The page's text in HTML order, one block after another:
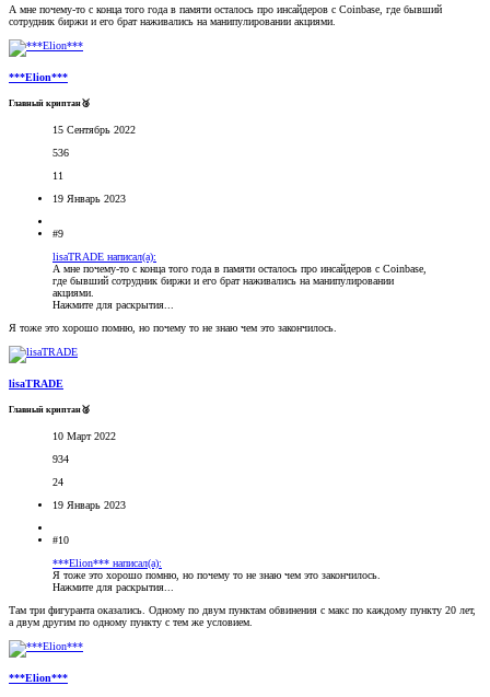
А мне почему-то с конца того года в памяти осталось про инсайдеров с Coinbase, где бывший
сотрудник биржи и его брат наживались на манипулировании акциями.
***Elion***
Главный криптан🥉
15 Сентябрь 2022
536
11
19 Январь 2023
#9
lisaTRADE написал(а):
А мне почему-то с конца того года в памяти осталось про инсайдеров с Coinbase,
где бывший сотрудник биржи и его брат наживались на манипулировании
акциями.
Нажмите для раскрытия...
Я тоже это хорошо помню, но почему то не знаю чем это закончилось.
lisaTRADE
Главный криптан🥈
10 Март 2022
934
24
19 Январь 2023
#10
***Elion*** написал(а):
Я тоже это хорошо помню, но почему то не знаю чем это закончилось.
Нажмите для раскрытия...
Там три фигуранта оказались. Одному по двум пунктам обвинения с макс по каждому пункту 20 лет,
а двум другим по одному пункту с тем же условием.
***Elion***